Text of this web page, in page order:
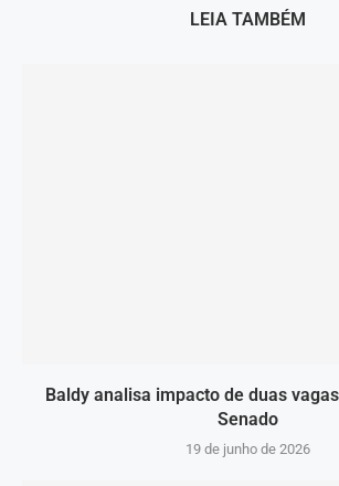
LEIA TAMBÉM
Baldy analisa impacto de duas
Senado
19 de junho de 2026